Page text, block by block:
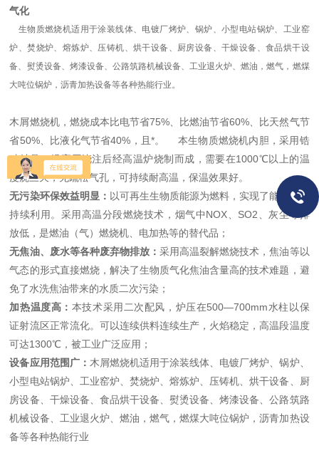
气化
生物质燃烧机适用于涂装线体、电镀厂烤炉、锅炉、小型电站锅炉、工业窑
炉、焚烧炉、熔炼炉、压铸机、烘干设备、厨房设备、干燥设备、食品烘干设
备、熨烫设备、烤漆设备、公路筑路机械设备、工业退火炉、燃油，燃气，燃煤
大吨位锅炉，沥青加热设备等各种热能行业。
木屑燃烧机，燃烧成本比电节省75%、比燃油节省60%、比天然气节
省50%、比液化气节省40%，且*。 本生物质燃烧机内胆，采用锆
硅结晶，经高压浇注后经高温炉烧制而成，需要在1000℃以上的温
度烧三天，无疏松气孔，可持续耐高温，保温效果好。
无污染环保效益明显： 以可再生生物质能源为燃料，实现了能源的可
持续利用。采用高温分段燃烧技术，烟气中NOX、SO2、灰尘等排
放低，是燃油（气）燃烧机、电加热等的替代品；
无焦油、废水等各种废弃物排放：采用高温裂解燃烧技术，焦油等以
气态的形式直接燃烧，解决了生物质气化焦油含量高的技术难题，避
免了水洗焦油带来的水质二次污染；
加热温度高： 本技术采用二次配风，炉压在500—700mm水柱以保
证射流区正常流化。可以连续供料连续生产，火焰稳定，高温段温度
可达1300℃，被工业广泛应用；
设备应用范围广： 木屑燃烧机适用于涂装线体、电镀厂烤炉、锅炉、
小型电站锅炉、工业窑炉、焚烧炉、熔炼炉、压铸机、烘干设备、厨
房设备、干燥设备、食品烘干设备、熨烫设备、烤漆设备、公路筑路
机械设备、工业退火炉、燃油，燃气，燃煤大吨位锅炉，沥青加热设
备等各种热能行业